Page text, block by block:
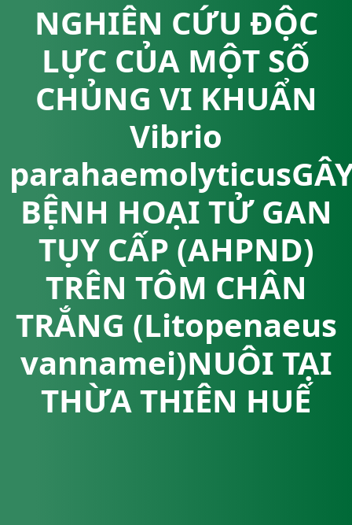
NGHIÊN CỨU ĐỘC
LỰC CỦA MỘT SỐ
CHỦNG VI KHUẨN
Vibrio
BỆNH HOẠI TỬ GAN
TỤY CẤP (AHPND)
TRÊN TÔM CHÂN
TRẮNG (Litopenaeus
vannamei)NUÔI TẠI
THỪA THIÊN HUẾ